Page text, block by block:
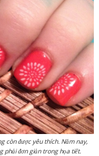
còn được yêu thích. Năm nay,
phải đơn giản trong họa tiết.